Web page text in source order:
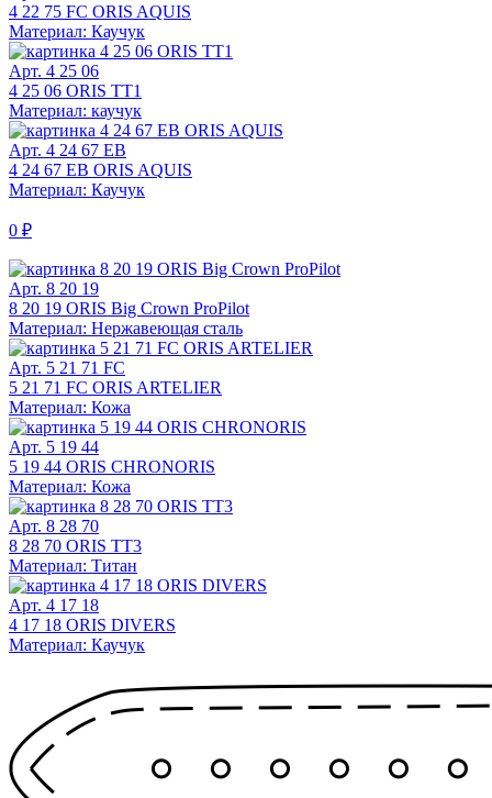
4 22 75 FC ORIS AQUIS
Материал: Каучук
Арт. 4 25 06
4 25 06 ORIS TT1
Материал: каучук
Арт. 4 24 67 EB
4 24 67 EB ORIS AQUIS
Материал: Каучук
0 ₽
Арт. 8 20 19
8 20 19 ORIS Big Crown ProPilot
Материал: Нержавеющая сталь
Арт. 5 21 71 FC
5 21 71 FC ORIS ARTELIER
Материал: Кожа
Арт. 5 19 44
5 19 44 ORIS CHRONORIS
Материал: Кожа
Арт. 8 28 70
8 28 70 ORIS TT3
Материал: Титан
Арт. 4 17 18
4 17 18 ORIS DIVERS
Материал: Каучук